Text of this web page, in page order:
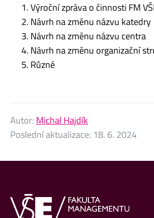
Výroční zpráva o činnosti FM
Návrh na změnu názvu katedry
Návrh na změnu názvu centra
Návrh na změnu organizační
Různé
Autor: Michal Hajdík
Poslední aktualizace: 18. 6. 2024